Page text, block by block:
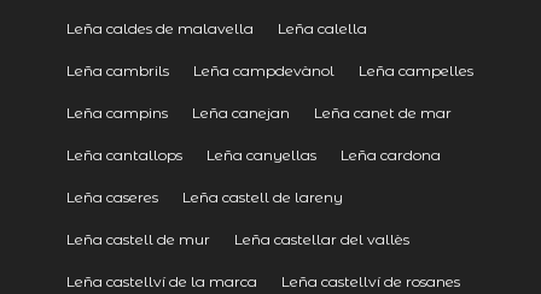
Leña caldes de malavella Leña calella
Leña cambrils Leña campdevànol Leña campelles
Leña campins Leña canejan Leña canet de mar
Leña cantallops Leña canyellas Leña cardona
Leña caseres Leña castell de lareny
Leña castell de mur Leña castellar del vallès
Leña castellví de la marca Leña castellví de rosanes